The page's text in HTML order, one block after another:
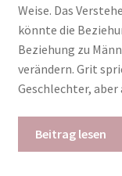
Weise. Das
könnte die
Beziehung zu
verändern. Grit
Geschlechter,
Beitrag lesen